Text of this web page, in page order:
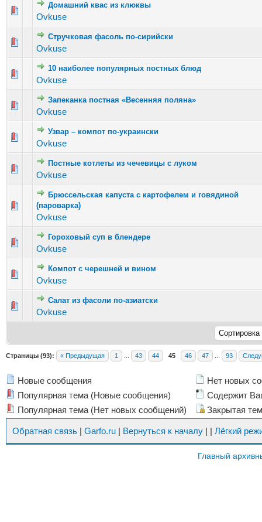
Домашний квас из клюквы
Ovkuse
Голосов: 1 - Средняя оценка: 1 из 5
1234 5
Стручковая фасоль по-сирийски
Ovkuse
Голосов: 4 - Средняя оценка: 2.25 из 5
12345
10 наиболее популярных постных блюд
Ovkuse
Голосов: 4 - Средняя оценка: 1.25 из 5
1 2345
Запеканка постная «Весенняя поляна»
Ovkuse
Голосов: 4 - Средняя оценка: 1.75 из 5
123 45
Узвар – компот по-украински
Ovkuse
Голосов: 2 - Средняя оценка: 2.5 из 5
12 3 45
Постные котлеты из чечевицы с луком
Ovkuse
Голосов: 5 - Средняя оценка: 3.8 из 5
12345
Брюссельская капуста с картофелем и говядиной
(пароварка)
Ovkuse
Голосов: 3 - Средняя оценка: 1 из 5
Гороховый суп в блендере
Ovkuse
Голосов: 2 - Средняя оценка: 1 из 5
12 3 45
Компот с черешней и вином
Ovkuse
Голосов: 2 - Средняя оценка: 1.5 из 5
12345
Салат из фасоли по-азиатски
Ovkuse
Голосов: 2 - Средняя оценка: 3 из 5
1234 5
Страницы (93): « Предыдущая 1 43 44 45 46 47 93
Новые сообщения
Популярная тема (Новые сообщения)
Популярная тема (Нет новых сообщений)
Нет новых
Содержит
Закрытая
Обратная связь | Garfo.ru | Вернуться к началу | | Лёгкий
Главный